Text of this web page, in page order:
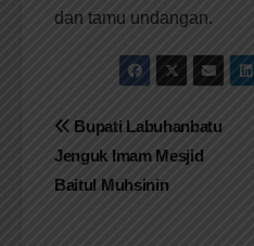
dan tamu undangan.
Navigasi
pos
Bupati Labuhanbatu
Jenguk Imam Mesjid
Baitul Muhsinin